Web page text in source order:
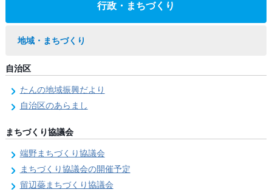
行政・まちづくり
地域・まちづくり
自治区
たんの地域振興だより
自治区のあらまし
まちづくり協議会
端野まちづくり協議会
まちづくり協議会の開催予定
留辺蘂まちづくり協議会